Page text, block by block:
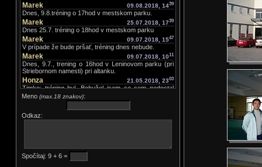
Marek 09.08.2018, 1439
Dnes, 9.8.tréning o 17hod v mestskom parku.
Marek 25.07.2018, 1739
Dnes 25.7. tréning o 18hod v mestskom parku
Marek 09.07.2018, 1547
V prípade že bude pršať, tréning dnes nebude.
Marek 09.07.2018, 1011
Dnes, 9.7., trening o 16hod v Leninovom parku (pri
Striebornom namesti) pri altanku.
Honza 21.05.2018, 2303
Timko: tréning byl. Bohužel jsem se sem nedostal
dřív než teď. Chalani, pokud se tady nenapíše
výslovně že tréning není, tak tréning JE. Ve středu
zatím tréning JE.
Timko Kružliak 21.05.2018, 16
Marek
Ahoj, v pondelok 7.5.je telocvicna zatvorena, trening
Meno (max.18 znakov):
Odkaz:
Spočítaj: 9 + 6 =